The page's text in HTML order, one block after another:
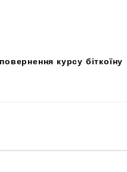
курсу біткоїну